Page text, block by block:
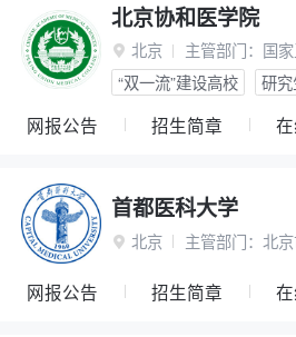
北京协和医学院
 北京 主管部门： 国
“双一流”建设高校
研
网报公告 招生简章
首都医科大学
 北京 主管部门： 北
网报公告 招生简章